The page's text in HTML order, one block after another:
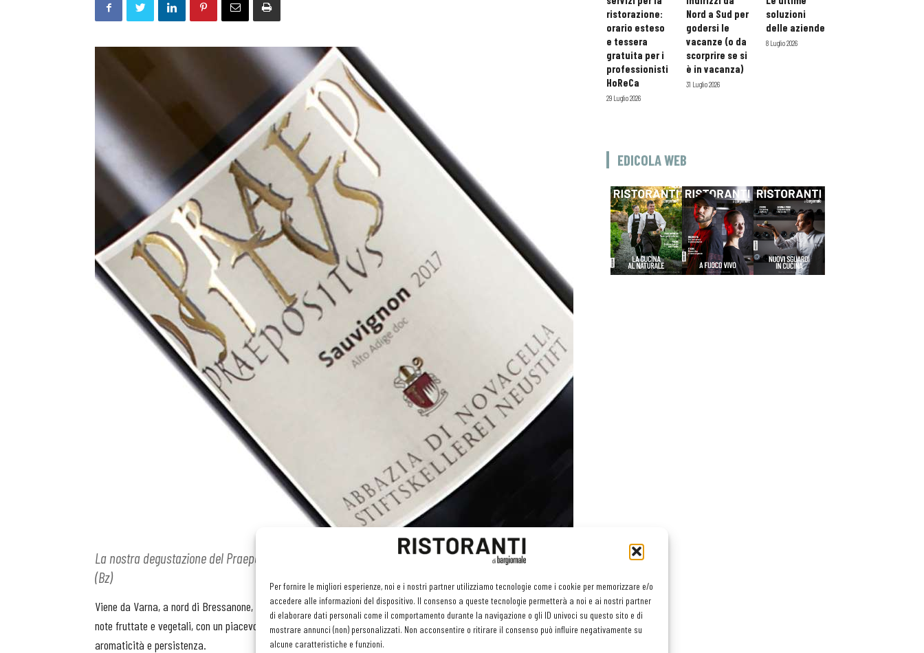
Per fornire le migliori esperienze, noi e i nostri partner utilizziamo tecnologie come i cookie per memorizzare e/o
accedere alle informazioni del dispositivo. Il consenso a queste tecnologie permetterà a noi e ai nostri partner
di elaborare dati personali come il comportamento durante la navigazione o gli ID univoci su questo sito e di
mostrare annunci (non) personalizzati. Non acconsentire o ritirare il consenso può influire negativamente su
alcune caratteristiche e funzioni.
La nostra degustazione del Praepositus, Sauvignon Alto Adige Doc dell'Abbazia di Novacella, Varna
(Bz)
Viene da Varna, a nord di Bressanone, il Sauvignon della linea Praepositus. Colore paglierino intenso, ha ricche
note fruttate e vegetali, con un piacevole fondo speziato. Fine ed elegante in bocca mostra bella freschezza,
aromaticità e persistenza.
ristorazione:
orario esteso
e tessera
gratuita per i
professionisti
HoReCa
29 Luglio 2026
Nord a Sud per
godersi le
vacanze (o da
scorprire se si
è in vacanza)
31 Luglio 2026
soluzioni
delle aziende
8 Luglio 2026
EDICOLA WEB